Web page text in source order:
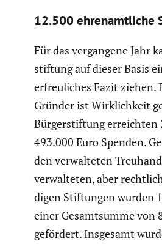
12.500 ehren­amt­liche
Für das vergan­gene Jahr
stif­tung auf dieser Basis
erfreu­li­ches Fazit ziehen.
Gründer ist Wirklich­keit
Bürger­stif­tung erreichten
493.000 Euro Spenden.
den verwal­teten
verwal­teten, aber
digen Stiftungen wurden
einer Gesamt­summe von
gefördert. Insgesamt